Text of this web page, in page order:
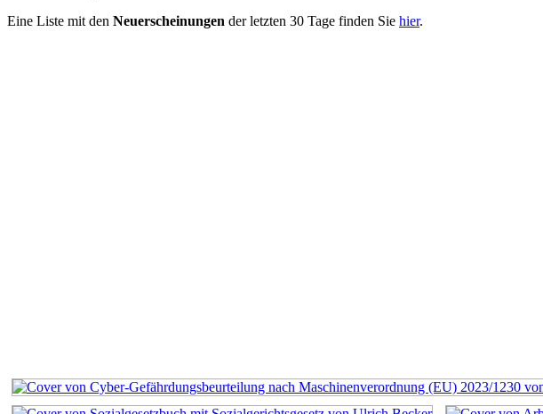
Eine Liste mit den Neuerscheinungen der letzten 30 Tage finden Sie hier.